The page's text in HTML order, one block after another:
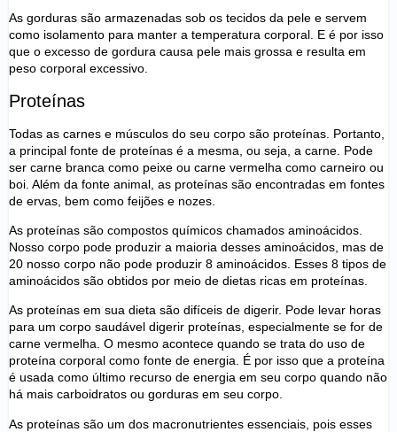
As gorduras são armazenadas sob os tecidos da pele e servem
como isolamento para manter a temperatura corporal. E é por isso
que o excesso de gordura causa pele mais grossa e resulta em
peso corporal excessivo.
Proteínas
Todas as carnes e músculos do seu corpo são proteínas. Portanto,
a principal fonte de proteínas é a mesma, ou seja, a carne. Pode
ser carne branca como peixe ou carne vermelha como carneiro ou
boi. Além da fonte animal, as proteínas são encontradas em fontes
de ervas, bem como feijões e nozes.
As proteínas são compostos químicos chamados aminoácidos.
Nosso corpo pode produzir a maioria desses aminoácidos, mas de
20 nosso corpo não pode produzir 8 aminoácidos. Esses 8 tipos de
aminoácidos são obtidos por meio de dietas ricas em proteínas.
As proteínas em sua dieta são difíceis de digerir. Pode levar horas
para um corpo saudável digerir proteínas, especialmente se for de
carne vermelha. O mesmo acontece quando se trata do uso de
proteína corporal como fonte de energia. É por isso que a proteína
é usada como último recurso de energia em seu corpo quando não
há mais carboidratos ou gorduras em seu corpo.
As proteínas são um dos macronutrientes essenciais, pois esses